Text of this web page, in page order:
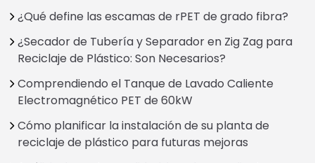
¿Qué define las escamas de rPET de grado fibra?
¿Secador de Tubería y Separador en Zig Zag para
Reciclaje de Plástico: Son Necesarios?
Comprendiendo el Tanque de Lavado Caliente
Electromagnético PET de 60kW
Cómo planificar la instalación de su planta de
reciclaje de plástico para futuras mejoras